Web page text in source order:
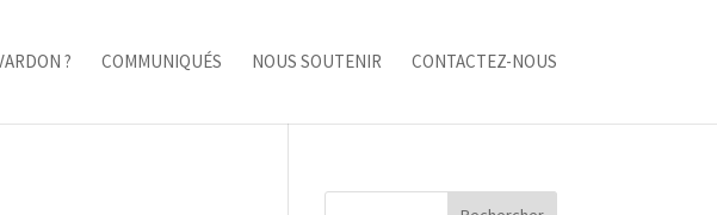
? COMMUNIQUÉS NOUS SOUTENIR CONTACTEZ-NOUS